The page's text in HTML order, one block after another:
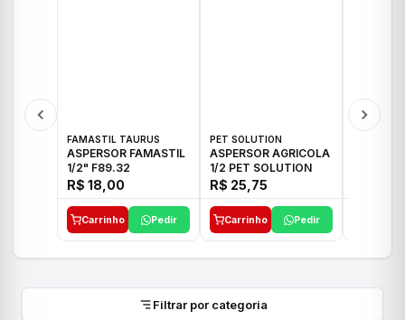
FAMASTIL TAURUS
ASPERSOR FAMASTIL
1/2" F89.32
R$ 18,00
Carrinho Pedir
PET SOLUTION
ASPERSOR AGRICOLA
1/2 PET SOLUTION
R$ 25,75
Carrinho Pedir
Filtrar por categoria